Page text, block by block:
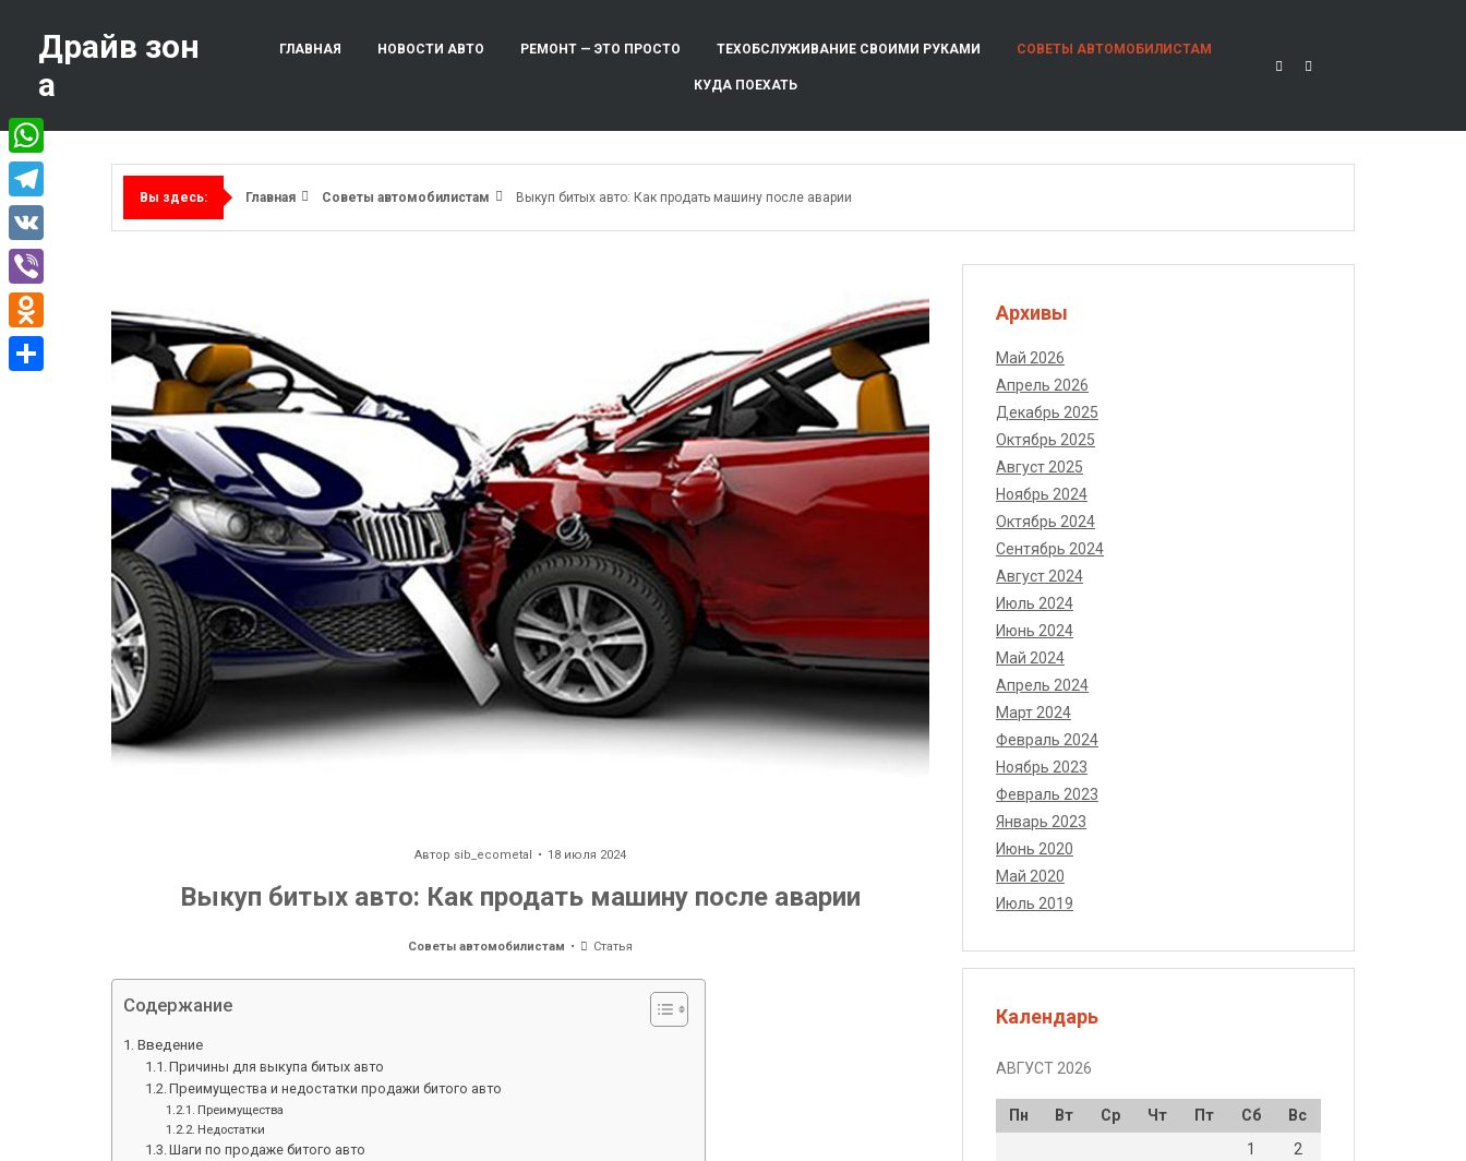
содержимому
Драйв зон
а
ГЛАВНАЯ НОВОСТИ АВТО РЕМОНТ — ЭТО ПРОСТО ТЕХОБСЛУЖИВАНИЕ СВОИМИ РУКАМИ СОВЕТЫ АВТОМОБИЛИСТАМ
КУДА ПОЕХАТЬ
Вы здесь: Главная Советы автомобилистам Выкуп битых авто: Как продать машину после аварии
Автор sib_ecometal 18 июля 2024
Выкуп битых авто: Как продать машину после аварии
Советы автомобилистам Статья
Содержание
Введение
Причины для выкупа битых авто
Преимущества и недостатки продажи битого авто
Преимущества
Недостатки
Шаги по продаже битого авто
Архивы
Май 2026
Апрель 2026
Декабрь 2025
Октябрь 2025
Август 2025
Ноябрь 2024
Октябрь 2024
Сентябрь 2024
Август 2024
Июль 2024
Июнь 2024
Май 2024
Апрель 2024
Март 2024
Февраль 2024
Ноябрь 2023
Февраль 2023
Январь 2023
Июнь 2020
Май 2020
Июль 2019
Календарь
АВГУСТ 2026
Пн Вт Ср Чт Пт Сб
Вс
1
2
WhatsApp
Telegram
VK
Viber
Odnoklassniki